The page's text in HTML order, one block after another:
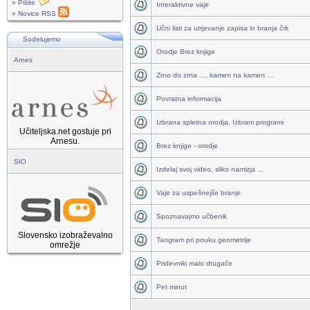
» Pišite
» Novice RSS
Sodelujemo
Arnes
Učiteljska.net gostuje pri
Arnesu.
SIO
Slovensko izobraževalno
omrežje
Interaktivne vaje
Učni listi za utrjevanje zapisa in branja črk
Orodje Brez knjige
Zrno do zrna ..., kamen na kamen ...
Povratna informacija
Izbrana spletna orodja, Izbrani programi
Brez knjige - orodje
Izdelaj svoj video, sliko namizja ...
Vaje za uspešnejše branje
Spoznavajmo učbenik
Tangram pri pouku geometrije
Pridevniki malo drugače
Pet minut